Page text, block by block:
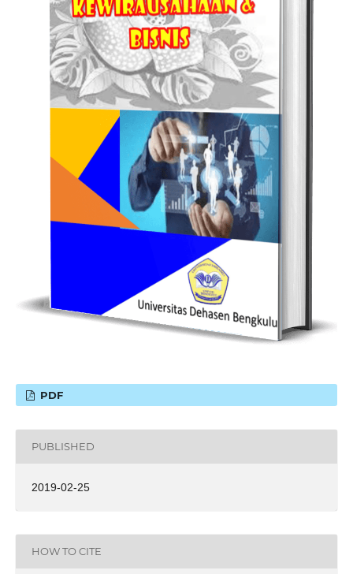
PDF
PUBLISHED
2019-02-25
HOW TO CITE